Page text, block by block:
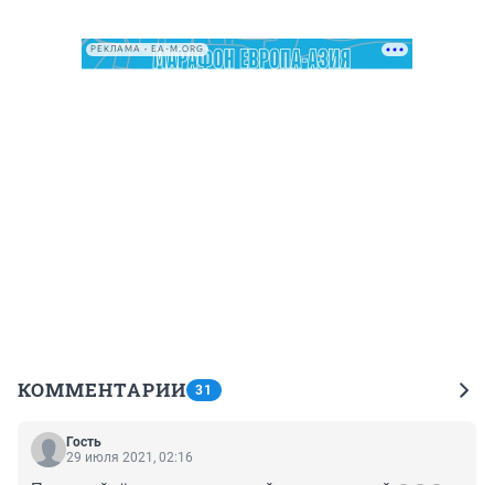
РЕКЛАМА • EA-M.ORG
КОММЕНТАРИИ 31
Гость
29 июля 2021, 02:16